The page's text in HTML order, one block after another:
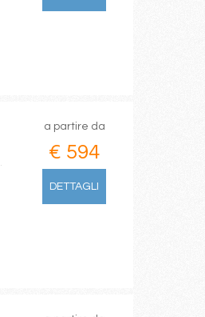
a partire da
€ 594
DETTAGLI